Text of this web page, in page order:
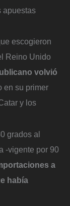
apuestas
escogieron
Reino Unido
volvió
en su primer
y los
grados al
-vigente por 90
a
había